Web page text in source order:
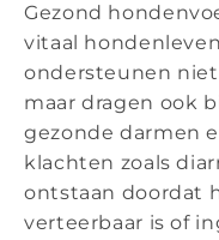
Gezond
vitaal
ondersteunen
maar dragen ook
gezonde darmen
klachten zoals
ontstaan doordat
verteerbaar is of